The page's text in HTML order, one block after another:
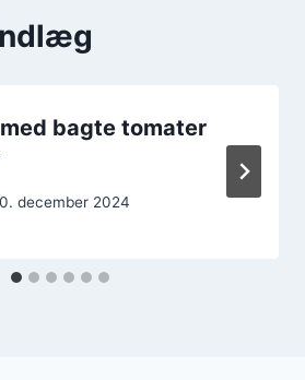
bagte tomater
december 2024